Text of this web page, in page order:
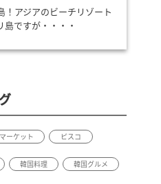
！アジアのビーチリゾート
島ですが・・・・
ーケット ピスコ
韓国料理 韓国グルメ